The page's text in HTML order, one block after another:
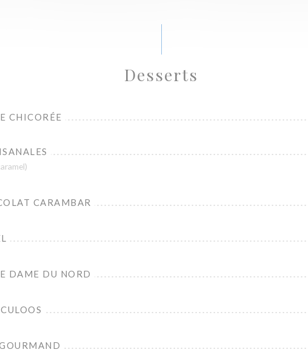
Desserts
CHICORÉE
CARAMBAR
DAME DU NORD